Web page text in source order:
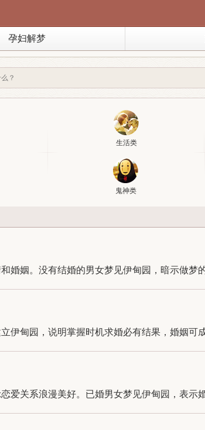
孕妇解梦
生活类
鬼神类
婚姻。没有结婚的男女梦见伊甸园，暗示做梦
伊甸园，说明掌握时机求婚必有结果，婚姻可
爱关系浪漫美好。已婚男女梦见伊甸园，表示